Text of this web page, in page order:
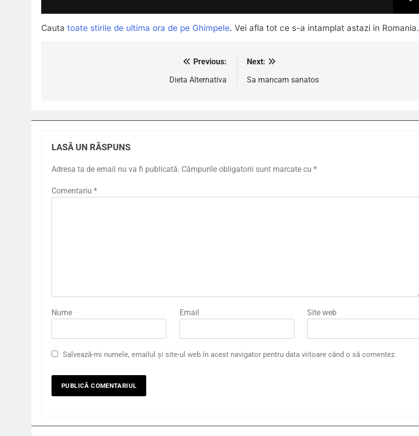
Cauta toate stirile de ultima ora de pe Ghimpele. Vei afla tot ce s-a intamplat astazi in Romania.
Previous:
Dieta Alternativa
Next:
Sa mancam sanatos
LASĂ UN RĂSPUNS
Adresa ta de email nu va fi publicată. Câmpurile obligatorii sunt marcate cu *
Comentariu *
Nume Email Site web
Salvează-mi numele, emailul și site-ul web în acest navigator pentru data viitoare când o să comentez.